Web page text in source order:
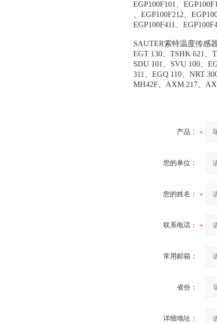
EGP100F101、
、EGP100F212、
EGP100F411、
SAUTER索特温度传感
EGT 130、TSHK 621、
SDU 101、SVU 100、
311、EGQ 110、NRT
MH42F、AXM 217、
产品：
您的单位：
您的姓名：
联系电话：
常用邮箱：
省份：
详细地址：